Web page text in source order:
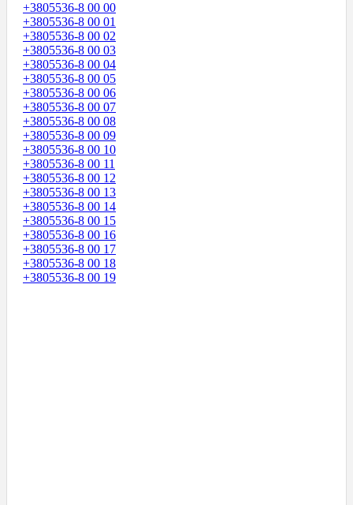
+3805536-8 00 00
+3805536-8 00 01
+3805536-8 00 02
+3805536-8 00 03
+3805536-8 00 04
+3805536-8 00 05
+3805536-8 00 06
+3805536-8 00 07
+3805536-8 00 08
+3805536-8 00 09
+3805536-8 00 10
+3805536-8 00 11
+3805536-8 00 12
+3805536-8 00 13
+3805536-8 00 14
+3805536-8 00 15
+3805536-8 00 16
+3805536-8 00 17
+3805536-8 00 18
+3805536-8 00 19